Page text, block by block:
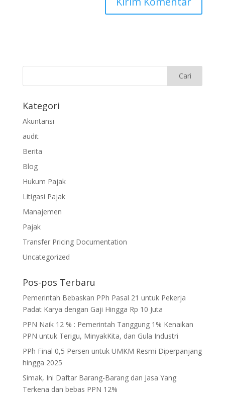
Kategori
Akuntansi
audit
Berita
Blog
Hukum Pajak
Litigasi Pajak
Manajemen
Pajak
Transfer Pricing Documentation
Uncategorized
Pos-pos Terbaru
Pemerintah Bebaskan PPh Pasal 21 untuk Pekerja
Padat Karya dengan Gaji Hingga Rp 10 Juta
PPN Naik 12 % : Pemerintah Tanggung 1% Kenaikan
PPN untuk Terigu, MinyakKita, dan Gula Industri
PPh Final 0,5 Persen untuk UMKM Resmi Diperpanjang
hingga 2025
Simak, Ini Daftar Barang-Barang dan Jasa Yang
Terkena dan bebas PPN 12%